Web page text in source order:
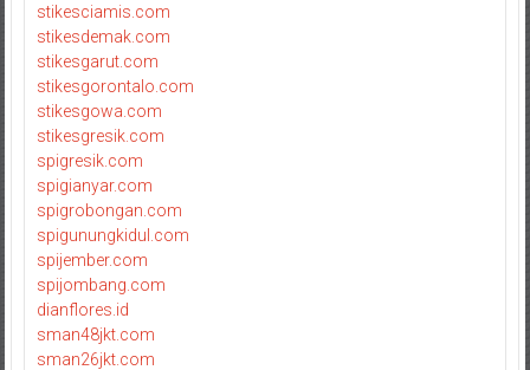
stikesciamis.com
stikesdemak.com
stikesgarut.com
stikesgorontalo.com
stikesgowa.com
stikesgresik.com
spigresik.com
spigianyar.com
spigrobongan.com
spigunungkidul.com
spijember.com
spijombang.com
dianflores.id
sman48jkt.com
sman26jkt.com